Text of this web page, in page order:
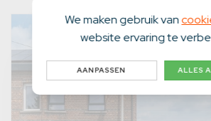
We maken gebruik van
website ervaring te
AANPASSEN ALLES